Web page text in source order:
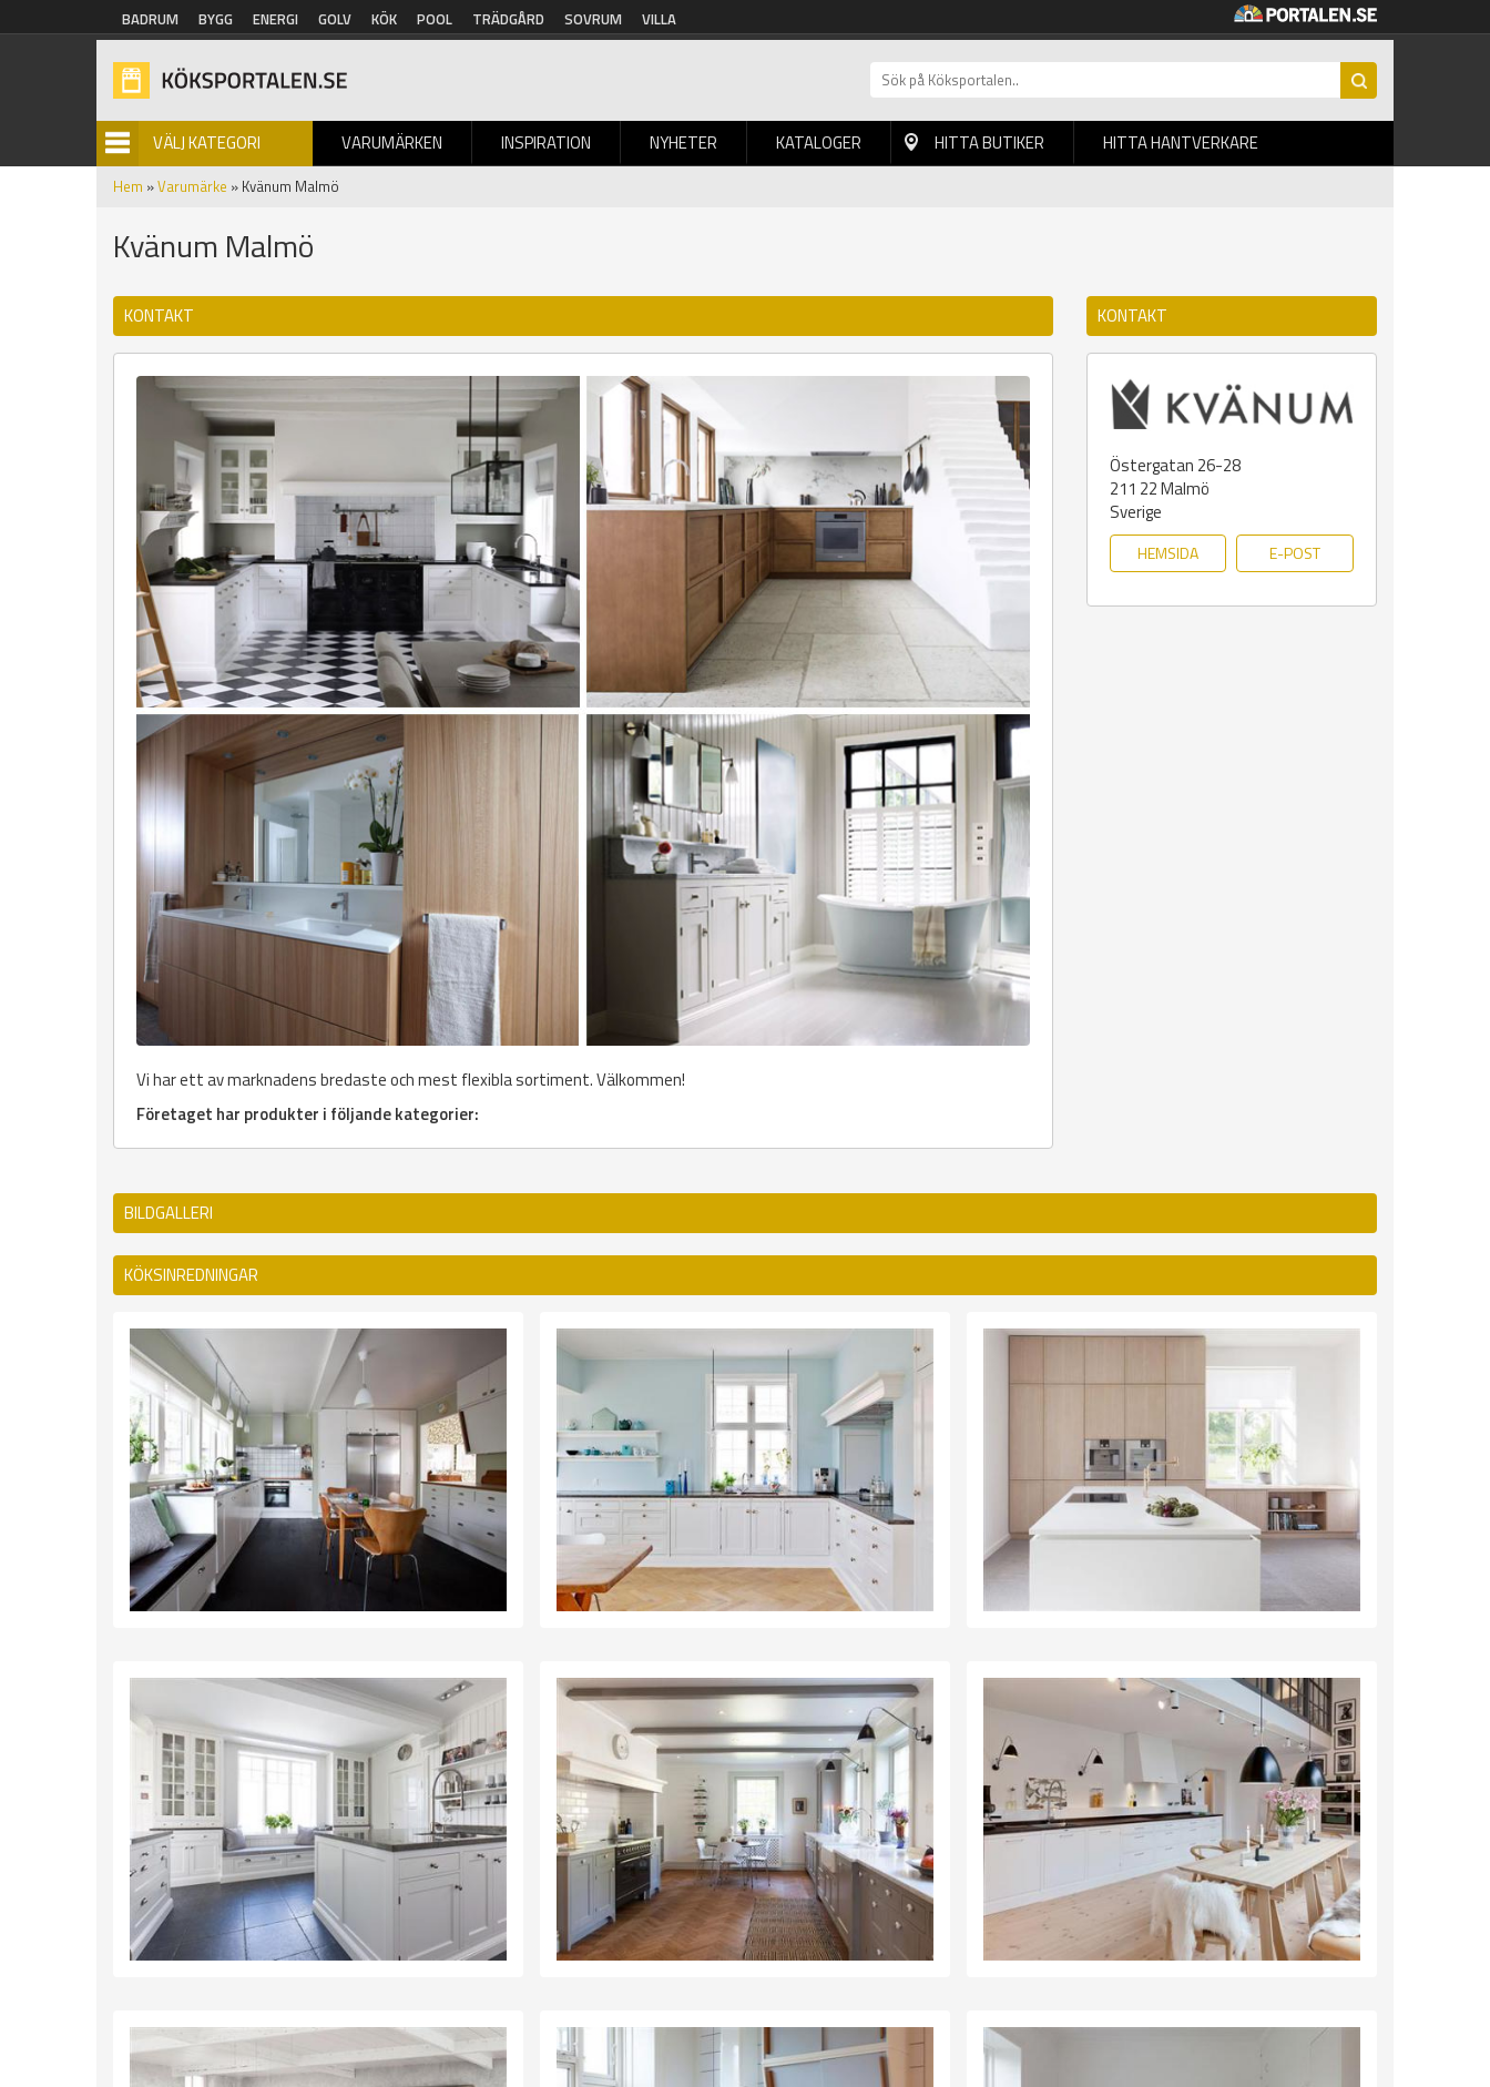
Hoppa till huvudinnehåll
BADRUM BYGG ENERGI GOLV KÖK POOL TRÄDGÅRD SOVRUM VILLA
VÄLJ KATEGORI VARUMÄRKEN INSPIRATION NYHETER
BILDGALLERI KATALOGER HITTA BUTIKER HITTA HANTVERKARE
Hem »Varumärke » Kvänum Malmö
Kvänum Malmö
KONTAKT
Vi har ett av marknadens bredaste och mest flexibla sortiment. Välkommen!
Företaget har produkter i följande kategorier:
KONTAKT
Östergatan 26-28
211 22Malmö
Sverige
HEMSIDA E-POST
BILDGALLERI
KÖKSINREDNINGAR